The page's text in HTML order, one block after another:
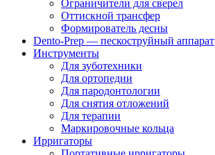
Ограничители для сверел
Оттискной трансфер
Формирователь десны
Dento-Prep — пескоструйный аппарат
Инструменты
Для зуботехники
Для ортопедии
Для пародонтологии
Для снятия отложений
Для терапии
Маркировочные кольца
Ирригаторы